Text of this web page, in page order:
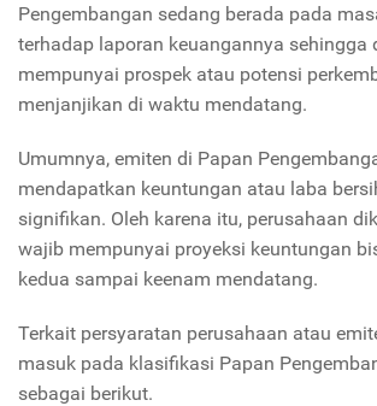
Pengembangan sedang berada pada
terhadap laporan keuangannya sehingga
mempunyai prospek atau potensi
menjanjikan di waktu mendatang.
Umumnya, emiten di Papan
mendapatkan keuntungan atau laba
signifikan. Oleh karena itu, perusahaan
wajib mempunyai proyeksi keuntungan
kedua sampai keenam mendatang.
Terkait persyaratan perusahaan atau
masuk pada klasifikasi Papan
sebagai berikut.